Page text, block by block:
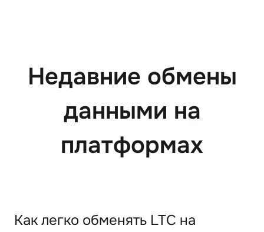
Недавние обмены
данными на
платформах
Как легко обменять LTC на